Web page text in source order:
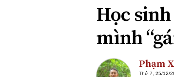
Học
mình
Phạm
Thứ 7, 25/12/